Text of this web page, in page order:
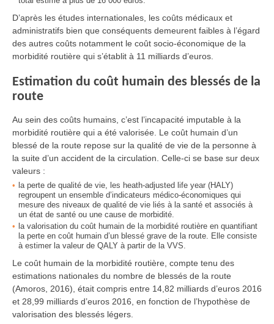
D’après les études internationales, les coûts médicaux et
administratifs bien que conséquents demeurent faibles à l’égard
des autres coûts notamment le coût socio-économique de la
morbidité routière qui s’établit à 11 milliards d’euros.
Estimation du coût humain des blessés de la
route
Au sein des coûts humains, c’est l’incapacité imputable à la
morbidité routière qui a été valorisée. Le coût humain d’un
blessé de la route repose sur la qualité de vie de la personne à
la suite d’un accident de la circulation. Celle-ci se base sur deux
valeurs :
la perte de qualité de vie, les heath-adjusted life year (HALY)
regroupent un ensemble d’indicateurs médico-économiques qui
mesure des niveaux de qualité de vie liés à la santé et associés à
un état de santé ou une cause de morbidité.
la valorisation du coût humain de la morbidité routière en quantifiant
la perte en coût humain d’un blessé grave de la route. Elle consiste
à estimer la valeur de QALY à partir de la VVS.
Le coût humain de la morbidité routière, compte tenu des
estimations nationales du nombre de blessés de la route
(Amoros, 2016), était compris entre 14,82 milliards d’euros 2016
et 28,99 milliards d’euros 2016, en fonction de l’hypothèse de
valorisation des blessés légers.